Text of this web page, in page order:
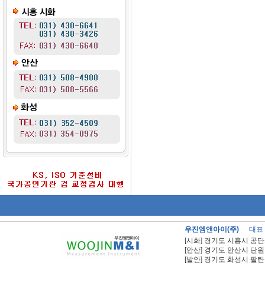
우진엠앤아이(주)
대표
[시화] 경기도 시흥시 공
[안산] 경기도 안산시 단
[발안] 경기도 화성시 팔